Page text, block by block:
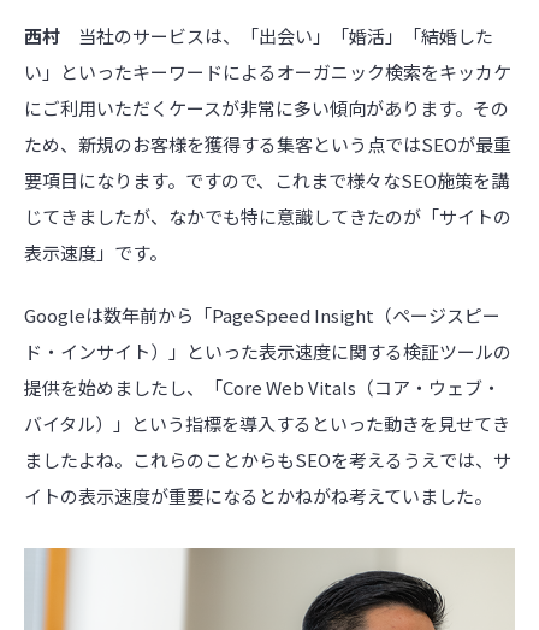
西村 当社のサービスは、「出会い」「婚活」「結婚した
い」といったキーワードによるオーガニック検索をキッカケ
にご利用いただくケースが非常に多い傾向があります。その
ため、新規のお客様を獲得する集客という点ではSEOが最重
要項目になります。ですので、これまで様々なSEO施策を講
じてきましたが、なかでも特に意識してきたのが「サイトの
表示速度」です。
Googleは数年前から「PageSpeed Insight（ページスピー
ド・インサイト）」といった表示速度に関する検証ツールの
提供を始めましたし、「Core Web Vitals（コア・ウェブ・
バイタル）」という指標を導入するといった動きを見せてき
ましたよね。これらのことからもSEOを考えるうえでは、サ
イトの表示速度が重要になるとかねがね考えていました。